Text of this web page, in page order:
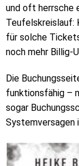
und oft herrsche
Teufelskreislauf:
für solche
noch mehr Billig-
Die
funktionsfähig –
sogar
Systemversagen